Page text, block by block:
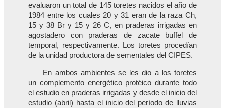
evaluaron un total de 145 toretes nacidos el año de
1984 entre los cuales 20 y 31 eran de la raza Ch,
15 y 38 Br y 15 y 26 C, en praderas irrigadas en
agostadero con praderas de zacate buffel de
temporal, respectivamente. Los toretes procedían
de la unidad productora de sementales del CIPES.
En ambos ambientes se les dio a los toretes
un complemento energético protéico durante todo
el estudio en praderas irrigadas y desde el inicio del
estudio (abril) hasta el inicio del período de lluvias